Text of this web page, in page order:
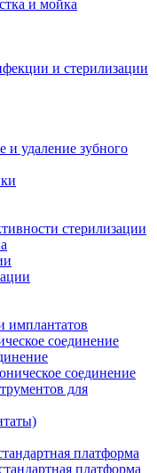
и мойка
и стерилизации
и удаление зубного
стерилизации
имплантатов
соединение
соединение
для
платформа
платформа